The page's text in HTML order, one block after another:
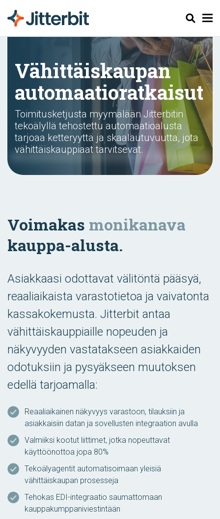
Haku
Vähittäiskaupan
automaatioratkaisut
Toimitusketjusta myymälään Jitterbitin
tekoälyllä tehostettu automaatioalusta
tarjoaa ketteryyttä ja skaalautuvuutta, jota
vähittäiskauppiaat tarvitsevat.
Voimakas monikanava
kauppa-alusta.
Asiakkaasi odottavat välitöntä pääsyä,
reaaliaikaista varastotietoa ja vaivatonta
kassakokemusta. Jitterbit antaa
vähittäiskauppiaille nopeuden ja
näkyvyyden vastatakseen asiakkaiden
odotuksiin ja pysyäkseen muutoksen
edellä tarjoamalla:
Reaaliaikainen näkyvyys varastoon, tilauksiin ja
asiakkaisiin datan ja sovellusten integraation avulla
Valmiiksi kootut liittimet, jotka nopeuttavat
käyttöönottoa jopa 80%
Tekoälyagentit automatisoimaan yleisiä
vähittäiskaupan prosesseja
Tehokas EDI-integraatio saumattomaan
kauppakumppaniviestintään